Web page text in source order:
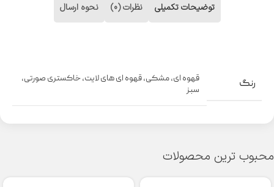
توضیحات تکمیلی نظرات (0) نحوه ارسال
رنگ قهوه ای,مشکی,قهوه ای های لایت,خاکستری صورتی,
سبز
محبوب ترین محصولات